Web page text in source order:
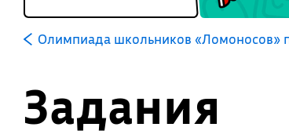
Олимпиада школьников «Ломоносов»
Задания